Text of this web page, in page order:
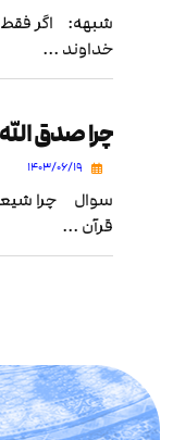
شبهه: اگر
خداوند ...
چرا صدق
۱۴۰۳/۰۶/۱۹
سوال چرا
قرآن ...